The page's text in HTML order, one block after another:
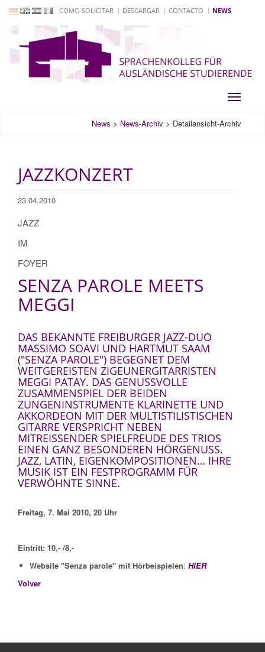
COMO SOLICITAR DESCARGAR CONTACTO NEWS
Toggle
News > News-Archiv > Detailansicht-Archiv
JAZZKONZERT
23.04.2010
JAZZ
IM
FOYER
SENZA PAROLE MEETS
MEGGI
DAS BEKANNTE FREIBURGER JAZZ-DUO
MASSIMO SOAVI UND HARTMUT SAAM
("SENZA PAROLE") BEGEGNET DEM
WEITGEREISTEN ZIGEUNERGITARRISTEN
MEGGI PATAY. DAS GENUSSVOLLE
ZUSAMMENSPIEL DER BEIDEN
ZUNGENINSTRUMENTE KLARINETTE UND
AKKORDEON MIT DER MULTISTILISTISCHEN
GITARRE VERSPRICHT NEBEN
MITREISSENDER SPIELFREUDE DES TRIOS E
INEN GANZ BESONDEREN HÖRGENUSS. J
AZZ, LATIN, EIGENKOMPOSITIONEN… IHRE M
USIK IST EIN FESTPROGRAMM FÜR V
ERWÖHNTE SINNE.
Freitag, 7. Mai 2010, 20 Uhr
Eintritt: 10,- /8,-
Website "Senza parole" mit Hörbeispielen: HIER
Volver